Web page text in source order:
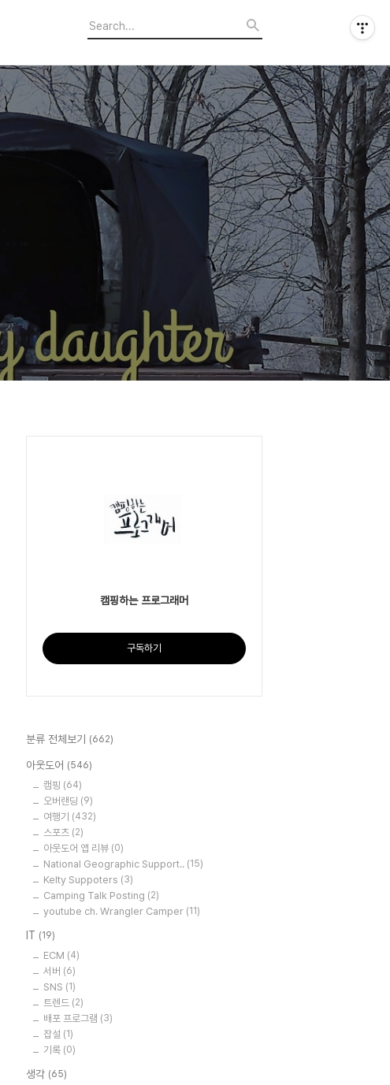
캠핑하는 프로그래머
구독하기
분류 전체보기 (662)
아웃도어 (546)
캠핑 (64)
오버랜딩 (9)
여행기 (432)
스포츠 (2)
아웃도어 앱 리뷰 (0)
National Geographic Support.. (15)
Kelty Suppoters (3)
Camping Talk Posting (2)
youtube ch. Wrangler Camper (11)
IT (19)
ECM (4)
서버 (6)
SNS (1)
트렌드 (2)
배포 프로그램 (3)
잡설 (1)
기록 (0)
생각 (65)